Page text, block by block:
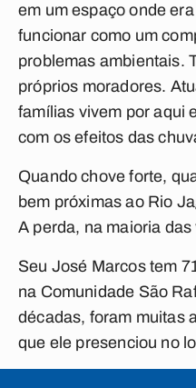
em um espaço onde
funcionar como um
problemas ambientais.
próprios moradores.
famílias vivem por aqui
com os efeitos das
Quando chove forte,
bem próximas ao Rio
A perda, na maioria
Seu José Marcos tem
na Comunidade São
décadas, foram muitas
que ele presenciou no